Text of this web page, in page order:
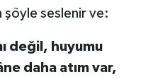
şöyle seslenir ve:
değil, huyumu
daha atım var,